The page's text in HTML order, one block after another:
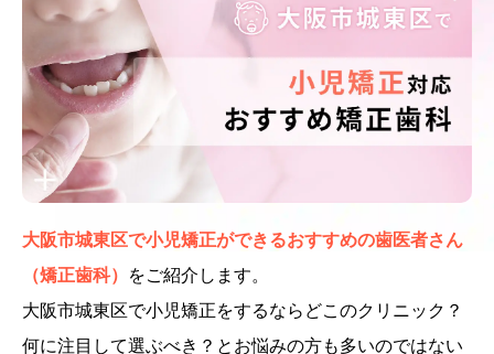
大阪市城東区で小児矯正ができるおすすめの歯医者さん
（矯正歯科） をご紹介します。
大阪市城東区で小児矯正をするならどこのクリニック？
何に注目して選ぶべき？とお悩みの方も多いのではない